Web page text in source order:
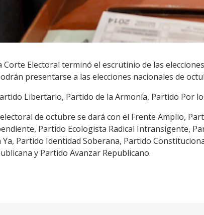
Corte Electoral terminó el escrutinio de las
presentarse a las elecciones nacionales de
Libertario, Partido de la Armonía, Partido Por
de octubre se dará con el Frente Amplio,
Partido Ecologista Radical Intransigente,
Ya, Partido Identidad Soberana, Partido
y Partido Avanzar Republicano.